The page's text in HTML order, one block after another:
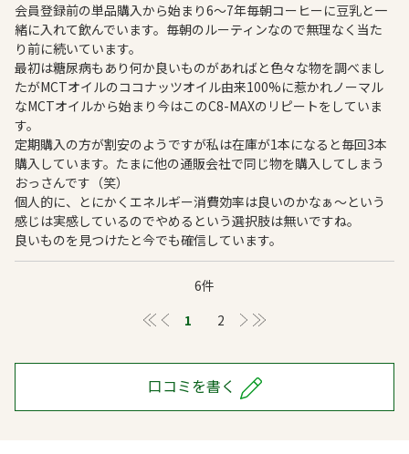
会員登録前の単品購入から始まり6〜7年毎朝コーヒーに豆乳と一
緒に入れて飲んでいます。毎朝のルーティンなので無理なく当た
り前に続いています。
最初は糖尿病もあり何か良いものがあればと色々な物を調べまし
たがMCTオイルのココナッツオイル由来100%に惹かれノーマル
なMCTオイルから始まり今はこのC8-MAXのリピートをしていま
す。
定期購入の方が割安のようですが私は在庫が1本になると毎回3本
購入しています。たまに他の通販会社で同じ物を購入してしまう
おっさんです（笑）
個人的に、とにかくエネルギー消費効率は良いのかなぁ〜という
感じは実感しているのでやめるという選択肢は無いですね。
良いものを見つけたと今でも確信しています。
6件
≪
1 2 ＞
口コミを書く